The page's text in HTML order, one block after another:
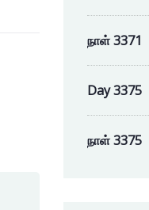
நாள் 3371
Day 3375
நாள் 3375